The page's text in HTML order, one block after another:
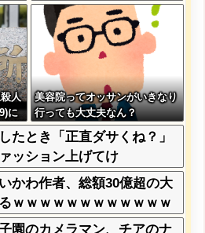
ベル高過ぎる件w w w w w w
w w w
人
に
だ
美容院ってオッサンがいきなり
行っても大丈夫なん？
たとき「正直ダサくね？」
ッション上げてけ
かわ作者、総額30億超の大
ｗｗｗｗｗｗｗｗｗｗｗｗ
ｗ
子園のカメラマン、チアのナ